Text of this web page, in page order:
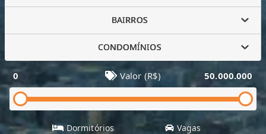
BAIRROS
CONDOMÍNIOS
0 Valor (R$) 50.000.000
Dormitórios Vagas